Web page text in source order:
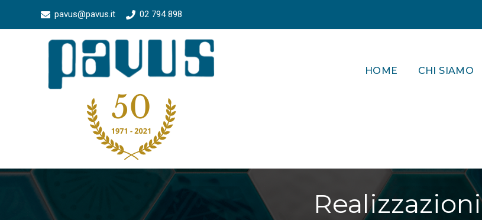
pavus@pavus.it 02 794 898
HOME CHI SIAMO
Realizzazioni